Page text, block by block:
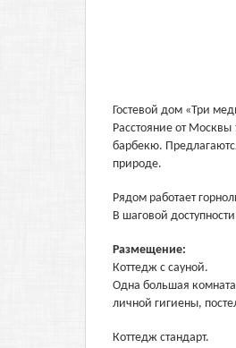
Гостевой дом «Три
Расстояние от
барбекю.
природе.
Рядом работает
В шаговой
Размещение:
Коттедж с сауной.
Одна большая комната
личной гигиены,
Коттедж стандарт.